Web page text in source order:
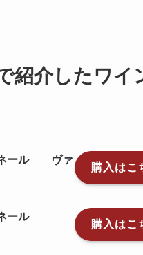
紹介したワイ
ール ヴァ
購入はこ
ル
購入はこ